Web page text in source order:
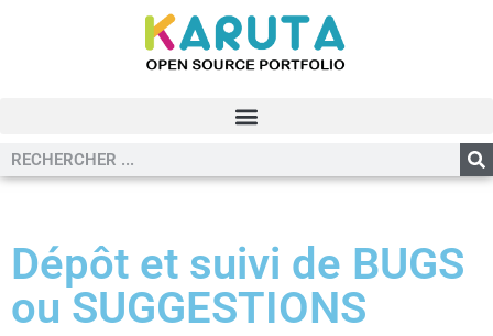
Dépôt et suivi de BUGS
ou SUGGESTIONS